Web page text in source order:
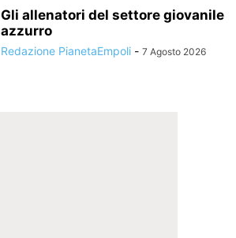
Gli allenatori del settore giovanile
azzurro
Redazione PianetaEmpoli - 7 Agosto 2026